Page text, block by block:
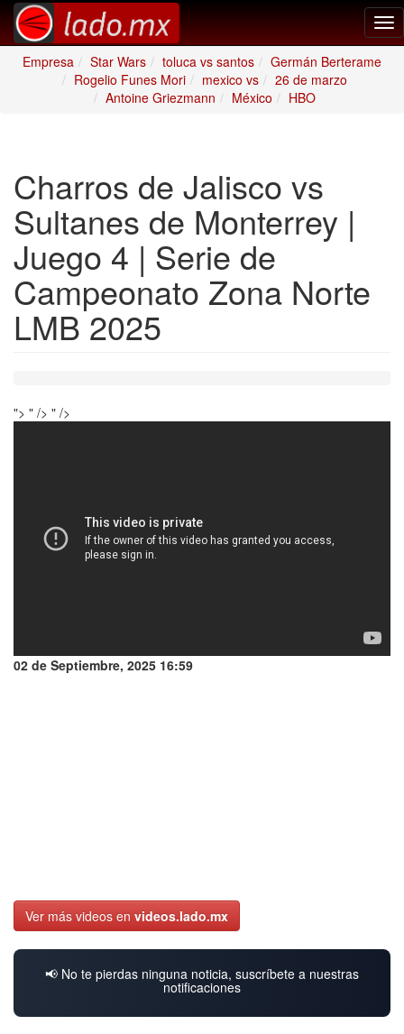
Empresa
Star Wars toluca vs santos
Germán Berterame
Rogelio Funes Mori
mexico vs
26 de marzo
Antoine Griezmann
México HBO
Charros de Jalisco vs
Sultanes de Monterrey |
Juego 4 | Serie de
Campeonato Zona Norte
LMB 2025
"> " /> " />
02 de Septiembre, 2025 16:59
Ver más videos en videos.lado.mx
📢 No te pierdas ninguna noticia, suscríbete a nuestras
notificaciones